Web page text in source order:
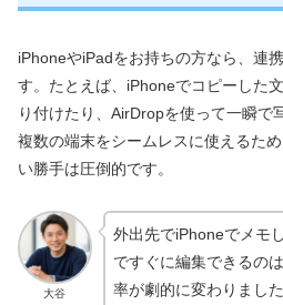
iPhoneやiPadをお持ちの方なら、連
す。たとえば、iPhoneでコピーした
り付けたり、AirDropを使って一瞬で
複数の端末をシームレスに使えるた
い勝手は圧倒的です。
大谷
外出先でiPhoneでメモ
ですぐに編集できるの
率が劇的に変わりました